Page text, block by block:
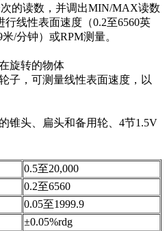
的读数，并调出MIN/MAX读数
行线性表面速度（0.2至6560英
/分钟）或RPM测量。
旋转的物体
子，可测量线性表面速度，以
锥头、扁头和备用轮、4节1.5V
0.5至20,000
0.2至6560
0.05至1999.9
±0.05%rdg